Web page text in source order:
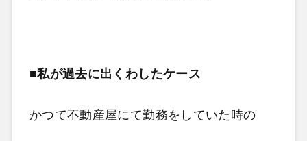
■私が過去に出くわしたケース
かつて不動産屋にて勤務をしていた時の